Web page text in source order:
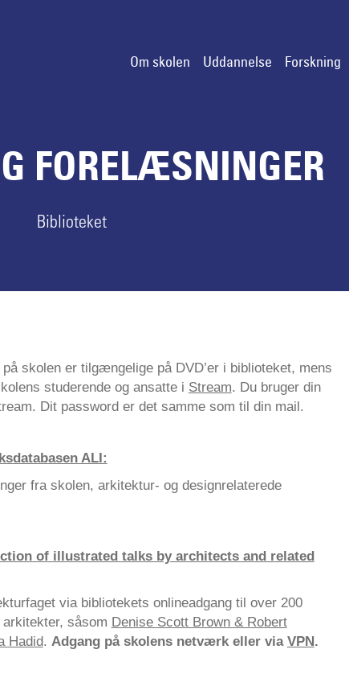
Om skolen Uddannelse Forskning
FORELÆSNINGER
Biblioteket
skolen er tilgængelige på DVD’er i biblioteket, mens
studerende og ansatte i Stream. Du bruger din
Dit password er det samme som til din mail.
ALI:
fra skolen, arkitektur- og designrelaterede
of illustrated talks by architects and related
via bibliotekets onlineadgang til over 200
såsom Denise Scott Brown & Robert
Hadid. Adgang på skolens netværk eller via VPN.